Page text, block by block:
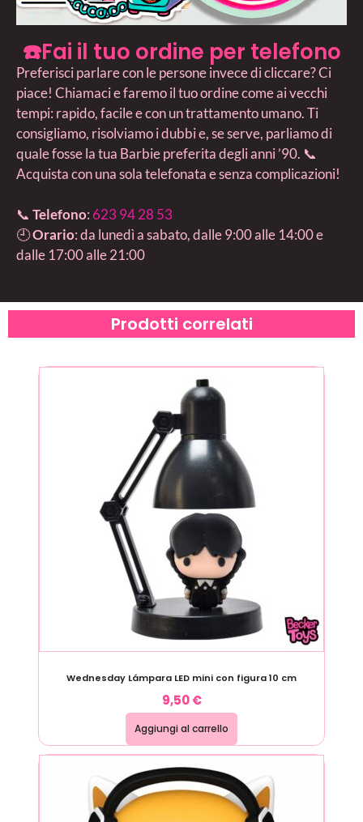
☎️Fai il tuo ordine per telefono
Preferisci parlare con le persone invece di cliccare? Ci
piace! Chiamaci e faremo il tuo ordine come ai vecchi
tempi: rapido, facile e con un trattamento umano. Ti
consigliamo, risolviamo i dubbi e, se serve, parliamo di
quale fosse la tua Barbie preferita degli anni ’90. 📞
Acquista con una sola telefonata e senza complicazioni!
📞 Telefono: 623 94 28 53
🕘Orario: da lunedì a sabato, dalle 9:00 alle 14:00 e
dalle 17:00 alle 21:00
Prodotti correlati
Wednesday Lámpara LED mini con figura 10 cm
9,50€
Aggiungi al carrello